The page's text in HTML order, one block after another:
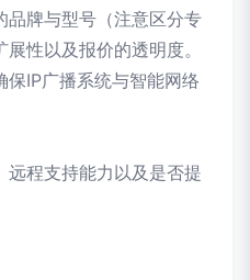
品牌与型号（注意区分专
性以及报价的透明度。
IP广播系统与智能网络
远程支持能力以及是否提